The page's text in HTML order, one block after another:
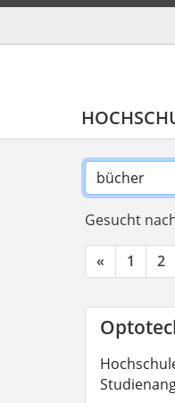
Gesucht
« 1 2